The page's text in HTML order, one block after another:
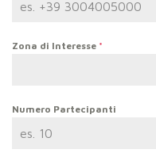
Zona di Interesse *
Numero Partecipanti